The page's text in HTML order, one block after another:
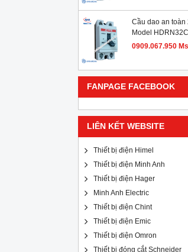
Cầu dao an toàn
Model
0909.067.950
FANPAGE FACEBOOK
LIÊN KẾT WEBSITE
Thiết bị điện Himel
Thiết bị điện Minh Anh
Thiết bị điện Hager
Minh Anh Electric
Thiết bị điện Chint
Thiết bị điện Emic
Thiết bị điện Omron
Thiết bị đóng cắt Schneider